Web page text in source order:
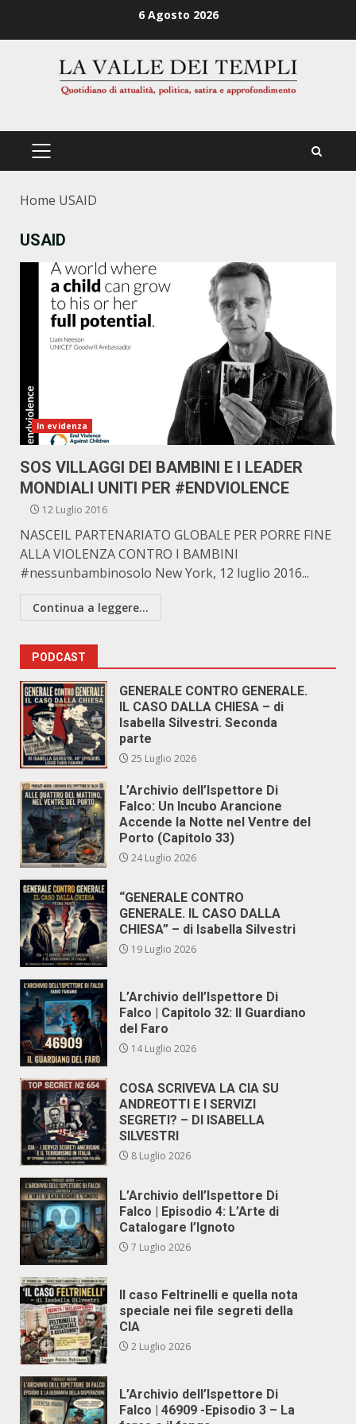
6 Agosto 2026
PRIMÄRES
Home USAID
USAID
In evidenza
SOS VILLAGGI DEI BAMBINI E I LEADER
MONDIALI UNITI PER #ENDVIOLENCE
12 Luglio 2016
NASCEIL PARTENARIATO GLOBALE PER PORRE FINE
ALLA VIOLENZA CONTRO I BAMBINI
#nessunbambinosolo New York, 12 luglio 2016...
Continua a leggere...
PODCAST
GENERALE CONTRO GENERALE.
IL CASO DALLA CHIESA – di
Isabella Silvestri. Seconda
parte
25 Luglio 2026
L’Archivio dell’Ispettore Di
Falco: Un Incubo Arancione
Accende la Notte nel Ventre del
Porto (Capitolo 33)
24 Luglio 2026
“GENERALE CONTRO
GENERALE. IL CASO DALLA
CHIESA” – di Isabella Silvestri
19 Luglio 2026
L’Archivio dell’Ispettore Di
Falco | Capitolo 32: Il Guardiano
del Faro
14 Luglio 2026
COSA SCRIVEVA LA CIA SU
ANDREOTTI E I SERVIZI
SEGRETI? – DI ISABELLA
SILVESTRI
8 Luglio 2026
L’Archivio dell’Ispettore Di
Falco | Episodio 4: L’Arte di
Catalogare l’Ignoto
7 Luglio 2026
Il caso Feltrinelli e quella nota
speciale nei file segreti della
CIA
2 Luglio 2026
L’Archivio dell’Ispettore Di
Falco | 46909 -Episodio 3 – La